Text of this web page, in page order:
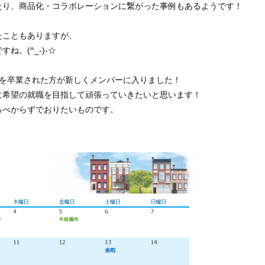
、商品化・コラボレーションに繋がった事例もあるようです！
ともありますが、
すね。(^_-)-☆
業された方が新しくメンバーに入りました！
望の就職を目指して頑張っていきたいと思います！
からずでおりたいものです。